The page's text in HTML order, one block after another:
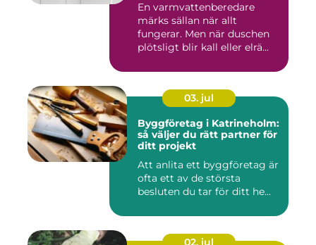
En varmvattenberedare
märks sällan när allt
fungerar. Men när duschen
plötsligt blir kall eller elrä...
03. jul
Byggföretag i Katrineholm:
så väljer du rätt partner för
ditt projekt
Att anlita ett byggföretag är
ofta ett av de största
besluten du tar för ditt he...
02. jul